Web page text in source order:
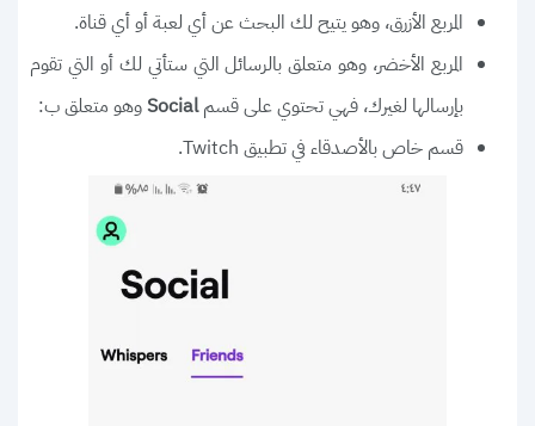
المربع الأزرق، وهو يتيح لك البحث عن أي لعبة أو أي قناة.
المربع الأخضر، وهو متعلق بالرسائل التي ستأتي لك أو التي تقوم
بإرسالها لغيرك، فهي تحتوي على قسمSocialوهو متعلق ب:
قسم خاص بالأصدقاء في تطبيق Twitch.